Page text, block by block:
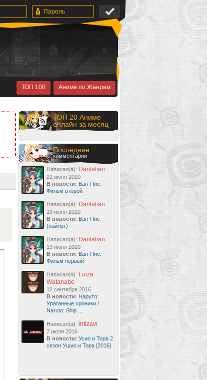
ТОП 100 Аниме по Жанрам
ТОП 20 Аниме
онлайн за месяц
Последние
комментарии
Написал(а): Dantalian
21 июня 2020
В новости: Ван-Пис:
Фильм второй
Написал(а): Dantalian
19 июня 2020
В новости: Ван-Пис
(пайлот)
Написал(а): Dantalian
19 июня 2020
В новости: Ван-Пис:
Фильм первый
Написал(а): Luiza
Watanabe
12 сентября 2016
В новости: Наруто:
Ураганные хроники /
Naruto: Ship ...
Написал(а): ihtizavr
7 июля 2016
В новости: Усио и Тора 2
сезон Ушио и Тора [2016]